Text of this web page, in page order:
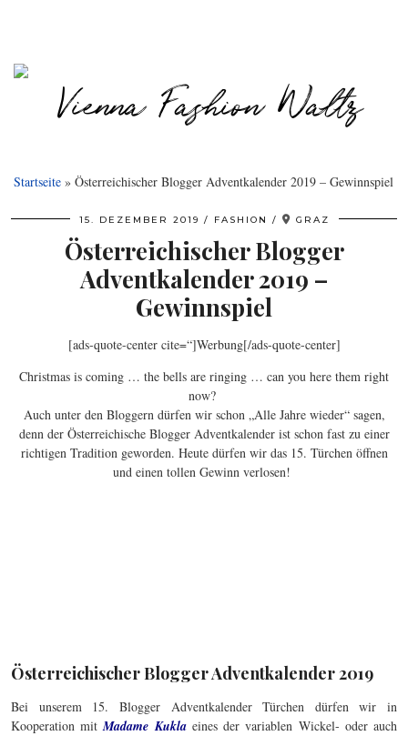
Startseite » Österreichischer Blogger Adventkalender 2019 – Gewinnspiel
15. DEZEMBER 2019 FASHION GRAZ
Österreichischer Blogger
Adventkalender 2019 –
Gewinnspiel
[ads-quote-center cite=“]Werbung[/ads-quote-center]
Christmas is coming … the bells are ringing … can you here them right
now?
Auch unter den Bloggern dürfen wir schon „Alle Jahre wieder“ sagen,
denn der Österreichische Blogger Adventkalender ist schon fast zu einer
richtigen Tradition geworden. Heute dürfen wir das 15. Türchen öffnen
und einen tollen Gewinn verlosen!
Österreichischer Blogger Adventkalender 2019
Bei unserem 15. Blogger Adventkalender Türchen dürfen wir in
Kooperation mitMadame Kuklaeines der variablen Wickel- oder auch